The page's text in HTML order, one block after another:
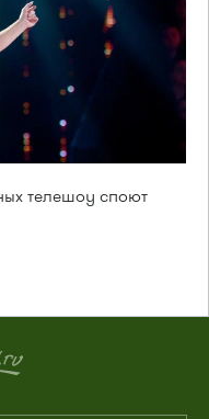
телешоу споют